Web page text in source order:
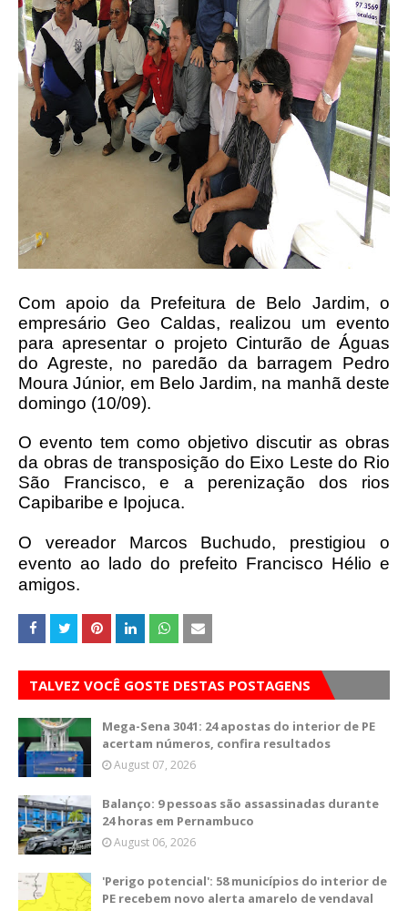
Com apoio da Prefeitura de Belo Jardim, o
empresário Geo Caldas, realizou um evento
para apresentar o projeto Cinturão de Águas
do Agreste, no paredão da barragem Pedro
Moura Júnior, em Belo Jardim, na manhã deste
domingo (10/09).
O evento tem como objetivo discutir as obras
da obras de transposição do Eixo Leste do Rio
São Francisco, e a perenização dos rios
Capibaribe e Ipojuca.
O vereador Marcos Buchudo, prestigiou o
evento ao lado do prefeito Francisco Hélio e
amigos.
TALVEZ VOCÊ GOSTE DESTAS POSTAGENS
Mega-Sena 3041: 24 apostas do interior de PE
acertam números, confira resultados
August 07, 2026
Balanço: 9 pessoas são assassinadas durante
24 horas em Pernambuco
August 06, 2026
'Perigo potencial': 58 municípios do interior de
PE recebem novo alerta amarelo de vendaval